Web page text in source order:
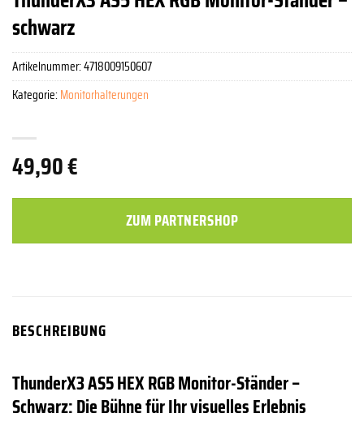
schwarz
49,90€
ZUM PARTNERSHOP
Artikelnummer:4718009150607
Kategorie:Monitorhalterungen
BESCHREIBUNG
ThunderX3 AS5 HEX RGB Monitor-Ständer –
Schwarz: Die Bühne für Ihr visuelles Erlebnis